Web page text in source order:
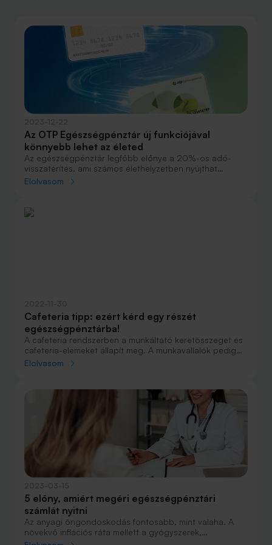
Az OTP Egészségpénztár új funkciójával
könnyebb lehet az életed
Az egészségpénztár legfőbb előnye a 20%-os adó-
visszatérítés, ami számos élethelyzetben nyújthat
segítséget: gyógyulás, életmódváltás vagy éppen
pénztártagjai életét, melynek következtében minimális
odafigyeléssel és ügyintézéssel juthatsz hozzá az évi
Elolvasom
Cafeteria tipp: ezért kérd egy részét
egészségpénztárba!
A cafeteria rendszerben a munkáltató keretösszeget és
cafeteria-elemeket állapít meg. A munkavállalók pedig
szabadon feloszthatják a keretösszeget a különböző
egészségpénztári befizetése után akár évi 150 ezer
forint adó-visszatérítést is kaphatsz!
Elolvasom
5 előny, amiért megéri egészségpénztári
számlát nyitni
Az anyagi öngondoskodás fontosabb, mint valaha. A
növekvő inflációs ráta mellett a gyógyszerek,
gyógyászati segédeszközök, egészséges élelmiszerek